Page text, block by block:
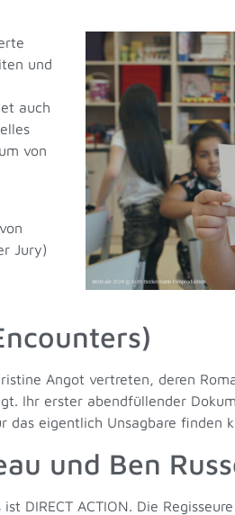
und
auch
von
von
Jury)
Angot vertreten, deren
Ihr erster abendfüllender
eigentlich Unsagbare finden
und Ben
DIRECT ACTION. Die